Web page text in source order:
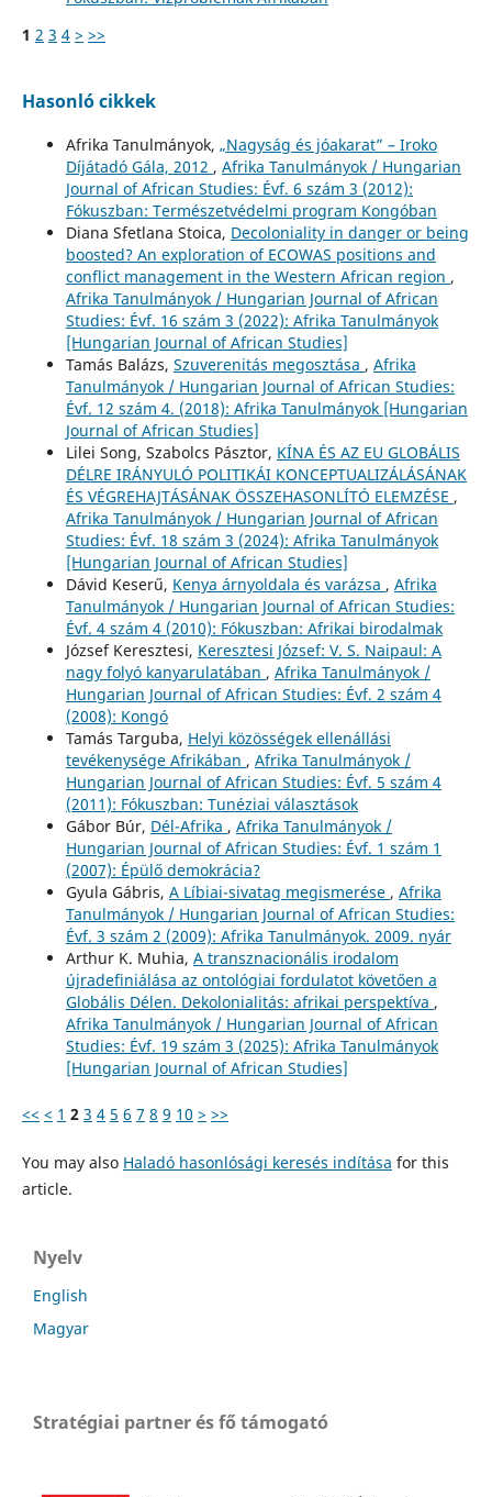
1 2 3 4 > >>
Hasonló cikkek
Afrika Tanulmányok, „Nagyság és jóakarat” – Iroko
Díjátadó Gála, 2012 , Afrika Tanulmányok / Hungarian
Journal of African Studies: Évf. 6 szám 3 (2012):
Fókuszban: Természetvédelmi program Kongóban
Diana Sfetlana Stoica, Decoloniality in danger or being
boosted? An exploration of ECOWAS positions and
conflict management in the Western African region ,
Afrika Tanulmányok / Hungarian Journal of African
Studies: Évf. 16 szám 3 (2022): Afrika Tanulmányok
[Hungarian Journal of African Studies]
Tamás Balázs, Szuverenitás megosztása , Afrika
Tanulmányok / Hungarian Journal of African Studies:
Évf. 12 szám 4. (2018): Afrika Tanulmányok [Hungarian
Journal of African Studies]
Lilei Song, Szabolcs Pásztor, KÍNA ÉS AZ EU GLOBÁLIS
DÉLRE IRÁNYULÓ POLITIKÁI KONCEPTUALIZÁLÁSÁNAK
ÉS VÉGREHAJTÁSÁNAK ÖSSZEHASONLÍTÓ ELEMZÉSE ,
Afrika Tanulmányok / Hungarian Journal of African
Studies: Évf. 18 szám 3 (2024): Afrika Tanulmányok
[Hungarian Journal of African Studies]
Dávid Keserű, Kenya árnyoldala és varázsa , Afrika
Tanulmányok / Hungarian Journal of African Studies:
Évf. 4 szám 4 (2010): Fókuszban: Afrikai birodalmak
József Keresztesi, Keresztesi József: V. S. Naipaul: A
nagy folyó kanyarulatában , Afrika Tanulmányok /
Hungarian Journal of African Studies: Évf. 2 szám 4
(2008): Kongó
Tamás Targuba, Helyi közösségek ellenállási
tevékenysége Afrikában , Afrika Tanulmányok /
Hungarian Journal of African Studies: Évf. 5 szám 4
(2011): Fókuszban: Tunéziai választások
Gábor Búr, Dél-Afrika , Afrika Tanulmányok /
Hungarian Journal of African Studies: Évf. 1 szám 1
(2007): Épülő demokrácia?
Gyula Gábris, A Líbiai-sivatag megismerése , Afrika
Tanulmányok / Hungarian Journal of African Studies:
Évf. 3 szám 2 (2009): Afrika Tanulmányok. 2009. nyár
Arthur K. Muhia, A transznacionális irodalom
újradefiniálása az ontológiai fordulatot követően a
Globális Délen. Dekolonialitás: afrikai perspektíva ,
Afrika Tanulmányok / Hungarian Journal of African
Studies: Évf. 19 szám 3 (2025): Afrika Tanulmányok
[Hungarian Journal of African Studies]
<< < 1 2 3 4 5 6 7 8 9 10 > >>
You may also Haladó hasonlósági keresés indítása for this
article.
Nyelv
English
Magyar
Stratégiai partner és fő támogató